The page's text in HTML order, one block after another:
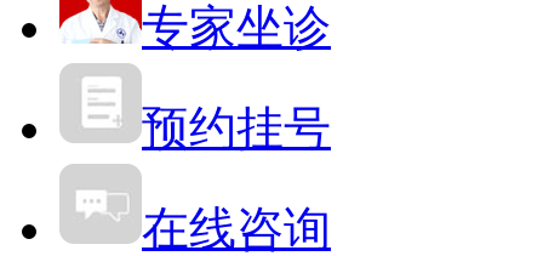
专家坐诊
预约挂号
在线咨询